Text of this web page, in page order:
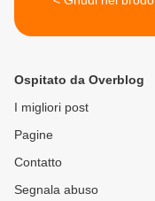
Ospitato da Overblog
I migliori post
Pagine
Contatto
Segnala abuso